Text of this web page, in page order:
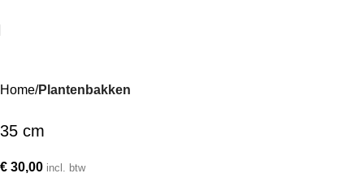
Home Plantenbakken
35 cm
€ 30,00 incl. btw